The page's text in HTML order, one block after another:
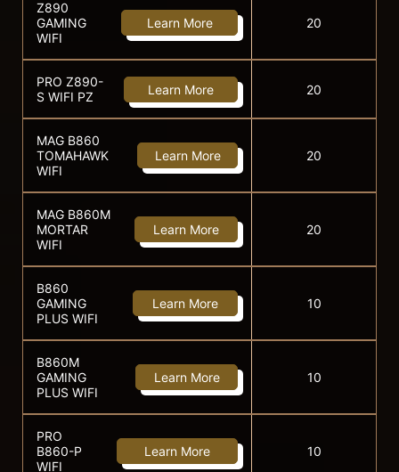
Z890
GAMING
WIFI
Learn More 20
PRO Z890-
S WIFI PZ
Learn More 20
MAG B860
TOMAHAWK
WIFI
Learn More 20
MAG B860M
MORTAR
WIFI
Learn More 20
B860
GAMING
PLUS WIFI
Learn More 10
B860M
GAMING
PLUS WIFI
Learn More 10
PRO
B860-P
WIFI
Learn More 10